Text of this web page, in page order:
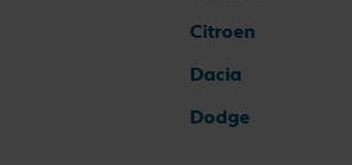
Citroen
Dacia
Dodge